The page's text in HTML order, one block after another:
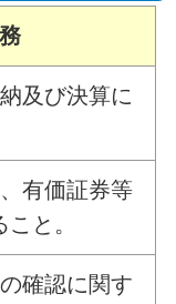
及び決算に
有価証券等
と。
確認に関す